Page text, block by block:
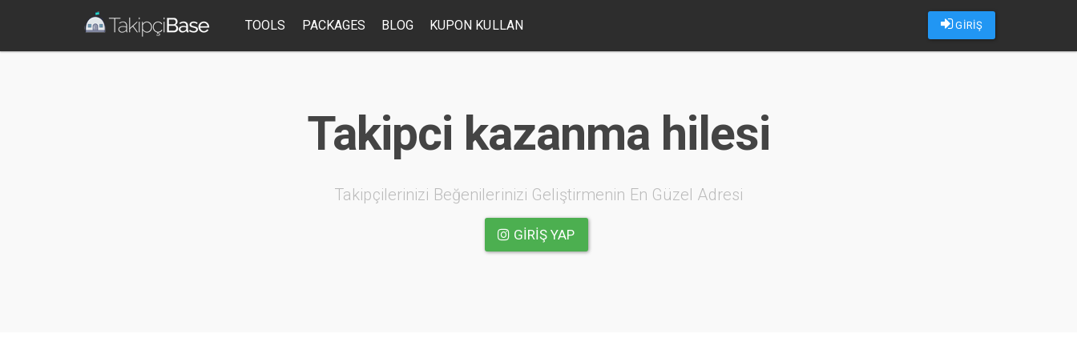
GİRİŞ
TOOLS PACKAGES BLOG KUPON KULLAN
Takipci kazanma hilesi
Takipçilerinizi Beğenilerinizi Geliştirmenin En Güzel Adresi
GIRIŞ YAP